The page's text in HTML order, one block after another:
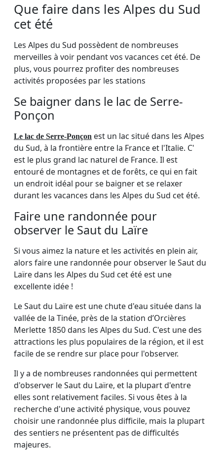
Que faire dans les Alpes du Sud
cet été
Les Alpes du Sud possèdent de nombreuses
merveilles à voir pendant vos vacances cet été. De
plus, vous pourrez profiter des nombreuses
activités proposées par les stations
Se baigner dans le lac de Serre-
Ponçon
Le lac de Serre-Ponçon est un lac situé dans les Alpes
du Sud, à la frontière entre la France et l'Italie. C'
est le plus grand lac naturel de France. Il est
entouré de montagnes et de forêts, ce qui en fait
un endroit idéal pour se baigner et se relaxer
durant les vacances dans les Alpes du Sud cet été.
Faire une randonnée pour
observer le Saut du Laïre
Si vous aimez la nature et les activités en plein air,
alors faire une randonnée pour observer le Saut du
Laïre dans les Alpes du Sud cet été est une
excellente idée !
Le Saut du Laïre est une chute d'eau située dans la
vallée de la Tinée, près de la station d’Orcières
Merlette 1850 dans les Alpes du Sud. C'est une des
attractions les plus populaires de la région, et il est
facile de se rendre sur place pour l'observer.
Il y a de nombreuses randonnées qui permettent
d'observer le Saut du Laïre, et la plupart d'entre
elles sont relativement faciles. Si vous êtes à la
recherche d'une activité physique, vous pouvez
choisir une randonnée plus difficile, mais la plupart
des sentiers ne présentent pas de difficultés
majeures.